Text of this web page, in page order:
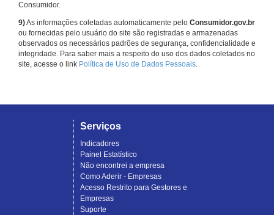
Consumidor.
9)As informações coletadas automaticamente pelo Consumidor.gov.br
ou fornecidas pelo usuário do site são registradas e armazenadas
observados os necessários padrões de segurança, confidencialidade e
integridade. Para saber mais a respeito do uso dos dados coletados no
site, acesse o link Política de Uso de Dados Pessoais.
Serviços
Indicadores
Painel Estatístico
Não encontrei a empresa
Como Aderir - Empresas
Acesso Restrito para Gestores e
Empresas
Suporte